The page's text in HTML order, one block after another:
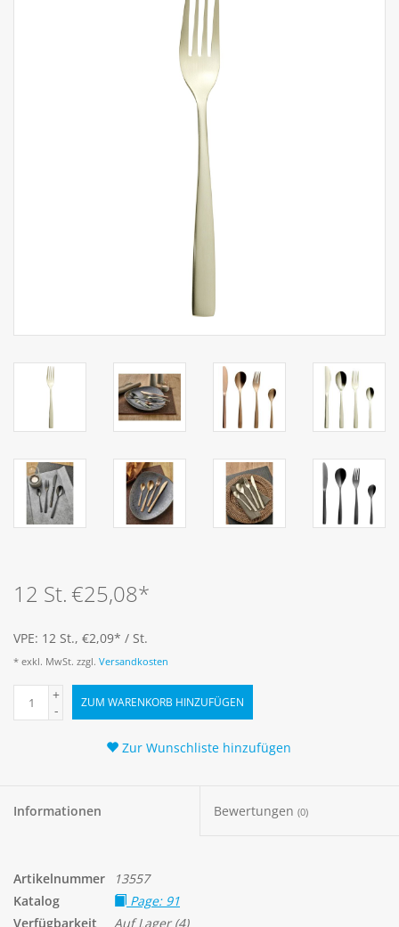
Küchenmöbel
12 St. €25,08*
VPE: 12 St., €2,09* / St.
* exkl. MwSt. zzgl. Versandkosten
+
-
ZUM WARENKORB HINZUFÜGEN
Zur Wunschliste hinzufügen
Informationen Bewertungen (0)
Artikelnummer
13557
Katalog
Page: 91
Verfügbarkeit
Auf Lager(4)